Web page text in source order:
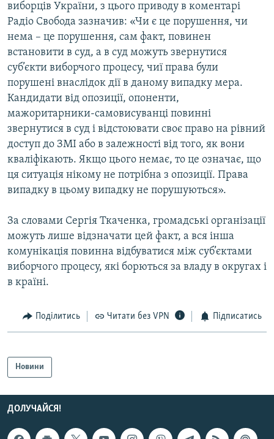
виборців України, з цього приводу в коментарі
Радіо Свобода зазначив: «Чи є це порушення, чи
нема – це порушення, сам факт, повинен
встановити в суд, а в суд можуть звернутися
суб’єкти виборчого процесу, чиї права були
порушені внаслідок дії в даному випадку мера.
Кандидати від опозиції, опоненти,
мажоритарники-самовисуванці повинні
звернутися в суд і відстоювати своє право на рівний
доступ до ЗМІ або в залежності від того, як вони
кваліфікають. Якщо цього немає, то це означає, що
ця ситуація нікому не потрібна з опозиції. Права
випадку в цьому випадку не порушуються».
За словами Сергія Ткаченка, громадські організації
можуть лише відзначати цей факт, а вся інша
комунікація повинна відбуватися між суб’єктами
виборчого процесу, які борються за владу в округах і
в країні.
Поділитись Читати без VPN Підписатись
Новини
ДОЛУЧАЙСЯ!